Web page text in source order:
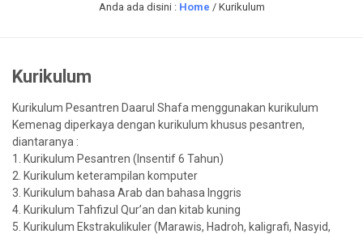
Anda ada disini : Home / Kurikulum
Kurikulum
Kurikulum Pesantren Daarul Shafa menggunakan kurikulum
Kemenag diperkaya dengan kurikulum khusus pesantren,
diantaranya :
1. Kurikulum Pesantren (Insentif 6 Tahun)
2. Kurikulum keterampilan komputer
3. Kurikulum bahasa Arab dan bahasa Inggris
4. Kurikulum Tahfizul Qur’an dan kitab kuning
5. Kurikulum Ekstrakulikuler (Marawis, Hadroh, kaligrafi, Nasyid,